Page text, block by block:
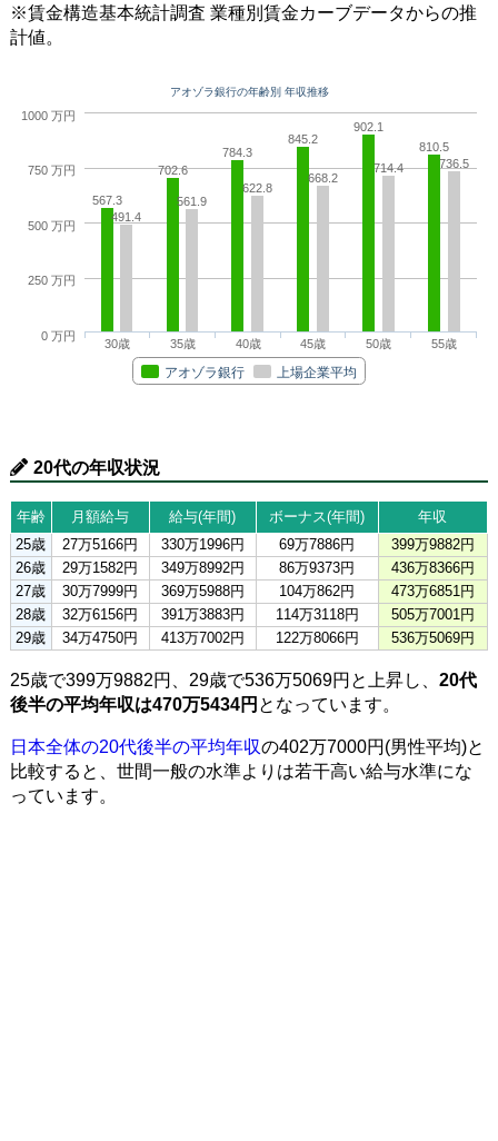
※賃金構造基本統計調査 業種別賃金カーブデータからの推
計値。
アオゾラ銀行の年齢別 年収推移
567.3
702.6
784.3
845.2
902.1
810.5
491.4
561.9
622.8
668.2
714.4 736.5
アオゾラ銀行 上場企業平均
30歳 35歳 40歳 45歳 50歳 55歳
0 万円
250 万円
500 万円
750 万円
1000 万円
20代の年収状況
年齢 月額給与 給与(年間) ボーナス(年間)
年収
25歳
27万5166円 330万1996円 69万7886円
399万9882円
26歳
29万1582円 349万8992円 86万9373円
436万8366円
27歳
30万7999円 369万5988円 104万862円
473万6851円
28歳
32万6156円 391万3883円 114万3118円
505万7001円
29歳
34万4750円 413万7002円 122万8066円 536万5069円
25歳で399万9882円、29歳で536万5069円と上昇し、 20代
後半の平均年収は470万5434円 となっています。
日本全体の20代後半の平均年収の402万7000円(男性平均)と
比較すると、世間一般の水準よりは若干高い給与水準にな
っています。